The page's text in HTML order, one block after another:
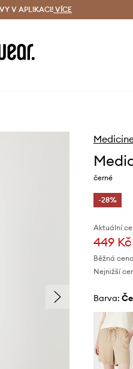
i do 24 h
V APLIKACI! VÍCE
černé
-28%
Aktuální
449 Kč
Běžná
Nejnižší
Barva: